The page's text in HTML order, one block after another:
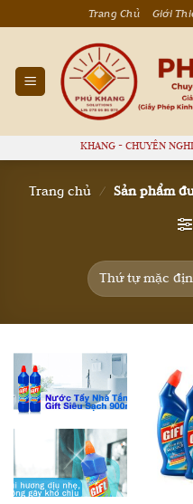
qua
dung
Trang Chủ Giới
PHÚ KHANG - CHUYÊN
Trang chủ / Sản phẩm